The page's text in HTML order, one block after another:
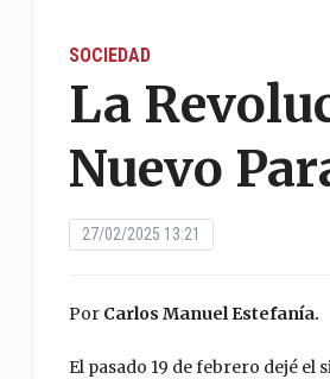
SOCIEDAD
La
Nuevo
27/02/2025 13:21
PorCarlos Manuel Estefanía.
El pasado 19 de febrero dejé